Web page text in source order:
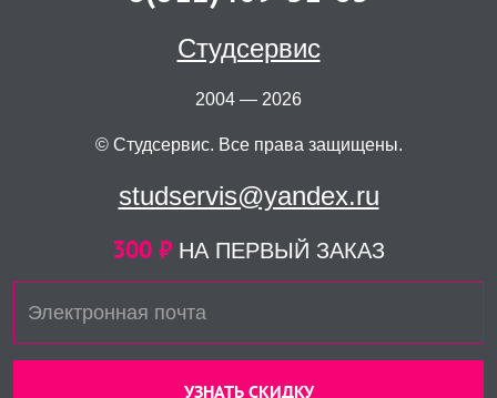
Студсервис
2004 — 2026
© Студсервис. Все права защищены.
studservis@yandex.ru
300 ₽ НА ПЕРВЫЙ ЗАКАЗ
УЗНАТЬ СКИДКУ